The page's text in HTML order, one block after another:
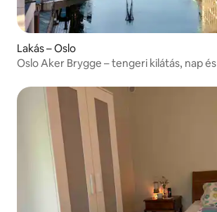
Lakás – Oslo
Oslo Aker Brygge – tengeri kilátás, nap